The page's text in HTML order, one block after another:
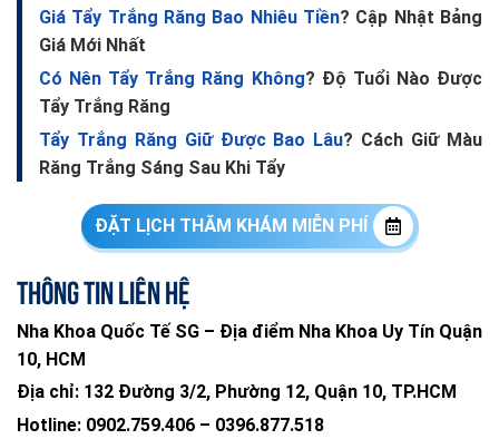
Giá Tẩy Trắng Răng Bao Nhiêu Tiền? Cập Nhật Bảng
Giá Mới Nhất
Có Nên Tẩy Trắng Răng Không? Độ Tuổi Nào Được
Tẩy Trắng Răng
Tẩy Trắng Răng Giữ Được Bao Lâu? Cách Giữ Màu
Răng Trắng Sáng Sau Khi Tẩy
ĐẶT LỊCH THĂM KHÁM MIỄN PHÍ
Thông tin liên hệ
Nha Khoa Quốc Tế SG – Địa điểm Nha Khoa Uy Tín Quận
10, HCM
Địa chỉ: 132 Đường 3/2, Phường 12, Quận 10, TP.HCM
Hotline: 0902.759.406 – 0396.877.518